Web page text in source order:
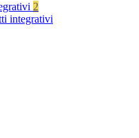
2
integrativi